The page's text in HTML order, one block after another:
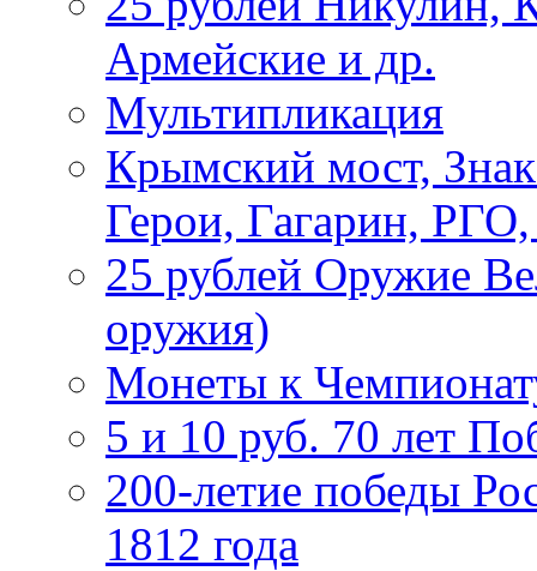
Армейские и др.
Мультипликация
Крымский мост,
Герои, Гагарин,
25 рублей Оружие
оружия)
Монеты к
5 и 10 руб. 70 лет
200-летие победы
1812 года